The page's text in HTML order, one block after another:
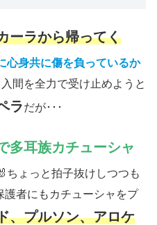
ーラから帰ってく
心身共に傷を負っているか
間を全力で受け止めようと
ラだが･･･
多耳族カチューシャ
ちょっと拍子抜けしつつも
者にもカチューシャをプ
、プルソン、アロケ